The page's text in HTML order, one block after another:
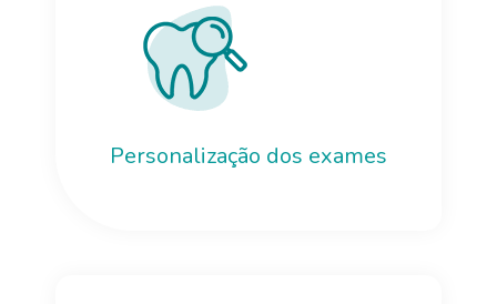
Personalização dos exames